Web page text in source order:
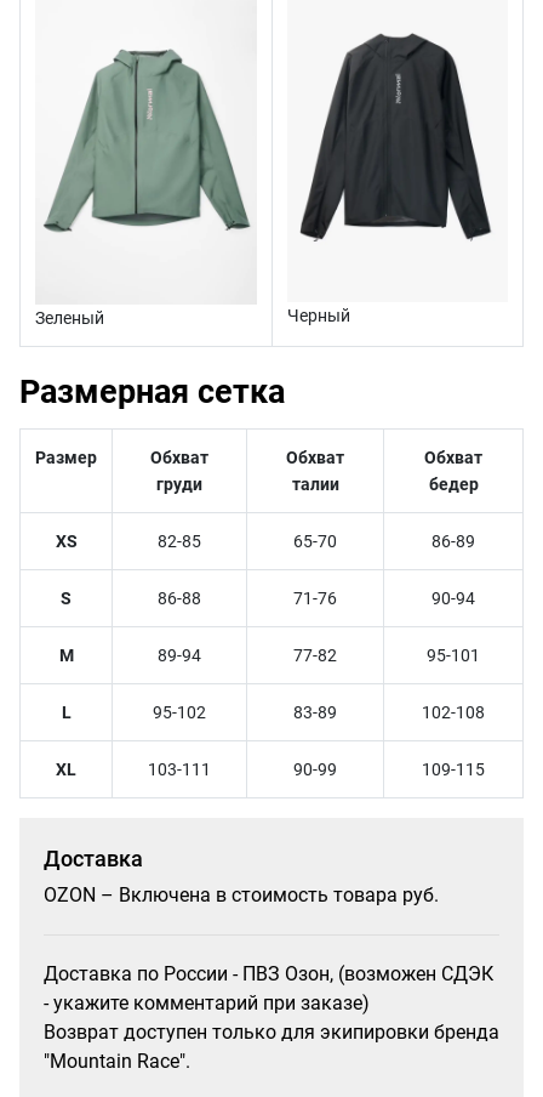
Зеленый Черный
Размерная сетка
Размер
Обхват
груди
Обхват
талии
Обхват
бедер
XS 82-85 65-70 86-89
S 86-88 71-76 90-94
M 89-94 77-82 95-101
L 95-102 83-89 102-108
XL 103-111 90-99 109-115
Доставка
OZON – Включена в стоимость товара руб.
Доставка по России - ПВЗ Озон, (возможен СДЭК
- укажите комментарий при заказе)
Возврат доступен только для экипировки бренда
"Mountain Race".